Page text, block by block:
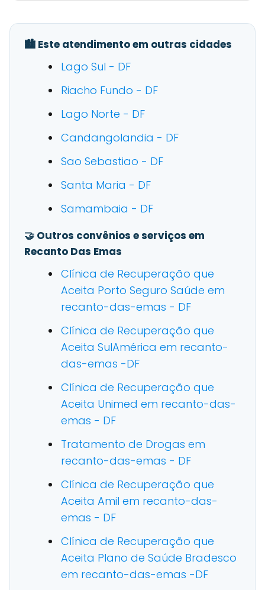
🏙️ Este atendimento em outras cidades
Lago Sul - DF
Riacho Fundo - DF
Lago Norte - DF
Candangolandia - DF
Sao Sebastiao - DF
Santa Maria - DF
Samambaia - DF
🤝 Outros convênios e serviços em
Recanto Das Emas
Clínica de Recuperação que
Aceita Porto Seguro Saúde em
recanto-das-emas - DF
Clínica de Recuperação que
Aceita SulAmérica em recanto-
das-emas -DF
Clínica de Recuperação que
Aceita Unimed em recanto-das-
emas - DF
Tratamento de Drogas em
recanto-das-emas - DF
Clínica de Recuperação que
Aceita Amil em recanto-das-
emas - DF
Clínica de Recuperação que
Aceita Plano de Saúde Bradesco
em recanto-das-emas -DF